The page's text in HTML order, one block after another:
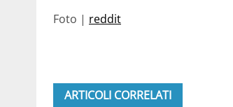
Foto | reddit
ARTICOLI CORRELATI